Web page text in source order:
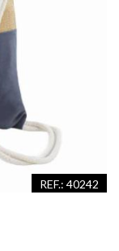
REF.: 40242